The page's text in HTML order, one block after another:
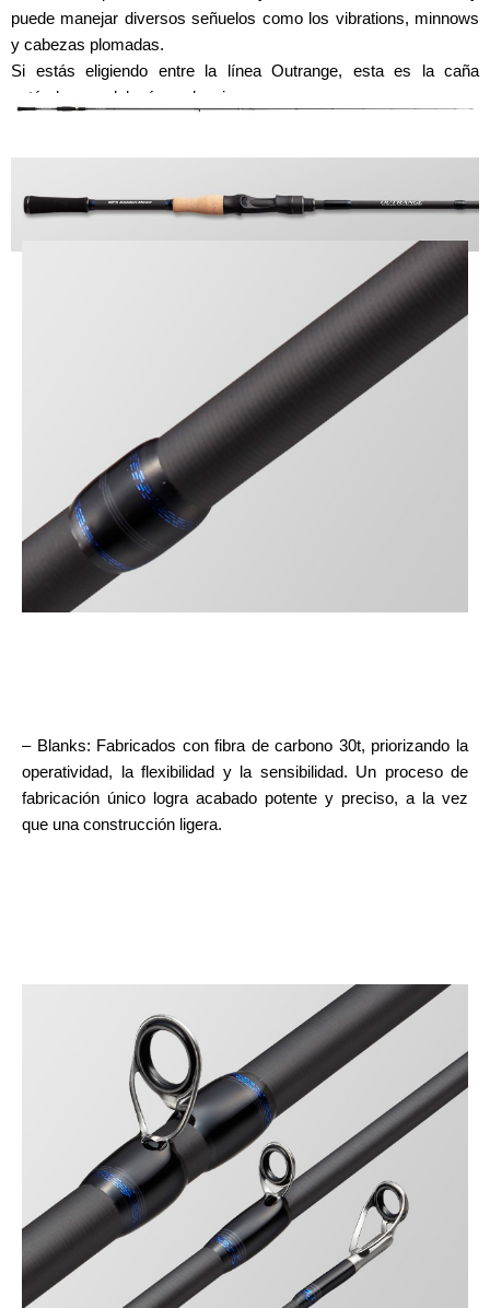
puede manejar diversos señuelos como los vibrations, minnows
y cabezas plomadas.
Si estás eligiendo entre la línea Outrange, esta es la caña
estándar que deberías seleccionar.
– Blanks: Fabricados con fibra de carbono 30t, priorizando la
operatividad, la flexibilidad y la sensibilidad. Un proceso de
fabricación único logra acabado potente y preciso, a la vez
que una construcción ligera.